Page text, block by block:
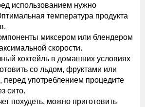
использованием нужно
температура продукта
миксером или блендером
скорости.
коктейль в домашних условиях
со льдом, фруктами или
перед употреблением процедите
сито.
похудеть, можно приготовить